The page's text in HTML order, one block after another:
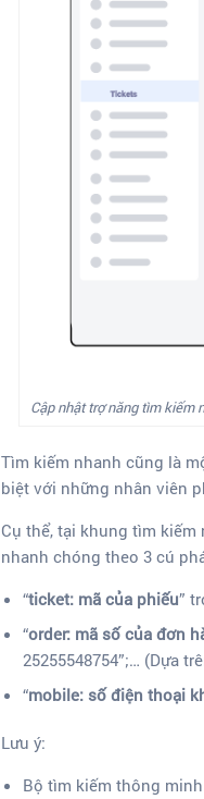
Cập nhật trợ năng tìm kiếm
Tìm kiếm nhanh cũng là
biệt với những nhân viên
Cụ thể, tại khung tìm
nhanh chóng theo 3 cú
“ticket: mã của phiếu”
“order: mã số của đơn
25255548754”;… (Dựa
“mobile: số điện thoại
Lưu ý:
Bộ tìm kiếm thông